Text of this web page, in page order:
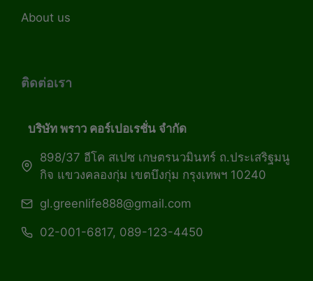
About us
ติดต่อเรา
บริษัท พราว คอร์เปอเรชั่น จำกัด
898/37 อีโค สเปซ เกษตรนวมินทร์ ถ.ประเสริฐมนู
กิจ แขวงคลองกุ่ม เขตบึงกุ่ม กรุงเทพฯ 10240
gl.greenlife888@gmail.com
02-001-6817, 089-123-4450